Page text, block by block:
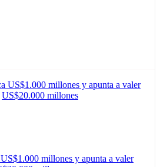
US$1.000 millones y apunta a valer
US$20.000 millones